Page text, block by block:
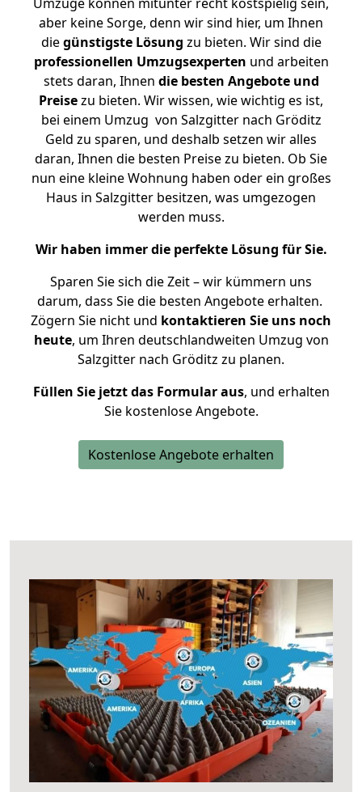
aber keine Sorge, denn wir sind hier, um Ihnen
diegünstigste Lösung zu bieten. Wir sind die
professionellen Umzugsexperten und arbeiten
stets daran, Ihnen die besten Angebote und
Preisezu bieten. Wir wissen, wie wichtig es ist,
bei einem Umzug von Salzgitter nach Gröditz
Geld zu sparen, und deshalb setzen wir alles
daran, Ihnen die besten Preise zu bieten. Ob Sie
nun eine kleine Wohnung haben oder ein großes
Haus in Salzgitter besitzen, was umgezogen
werden muss.
Wir haben immer die perfekte Lösung für Sie.
Sparen Sie sich die Zeit – wir kümmern uns
darum, dass Sie die besten Angebote erhalten.
Zögern Sie nicht und kontaktieren Sie uns noch
heute, um Ihren deutschlandweiten Umzug von
Salzgitter nach Gröditz zu planen.
Füllen Sie jetzt das Formular aus, und erhalten
Sie kostenlose Angebote.
Kostenlose Angebote erhalten